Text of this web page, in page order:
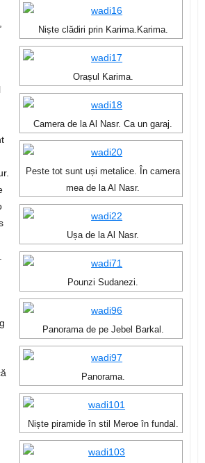
Niște clădiri prin Karima.Karima.
Orașul Karima.
Camera de la Al Nasr. Ca un garaj.
Peste tot sunt uși metalice. În camera
mea de la Al Nasr.
Ușa de la Al Nasr.
Pounzi Sudanezi.
Panorama de pe Jebel Barkal.
Panorama.
Niște piramide în stil Meroe în fundal.